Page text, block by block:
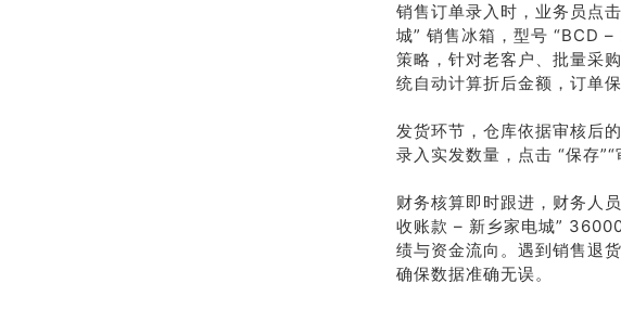
销售订单录入时，业务员点
城” 销售冰箱，型号 “BCD
策略，针对老客户、批量采
统自动计算折后金额，订单保
发货环节，仓库依据审核后
录入实发数量，点击 “保存”“
财务核算即时跟进，财务人
收账款 – 新乡家电城”
绩与资金流向。遇到销售退
确保数据准确无误。